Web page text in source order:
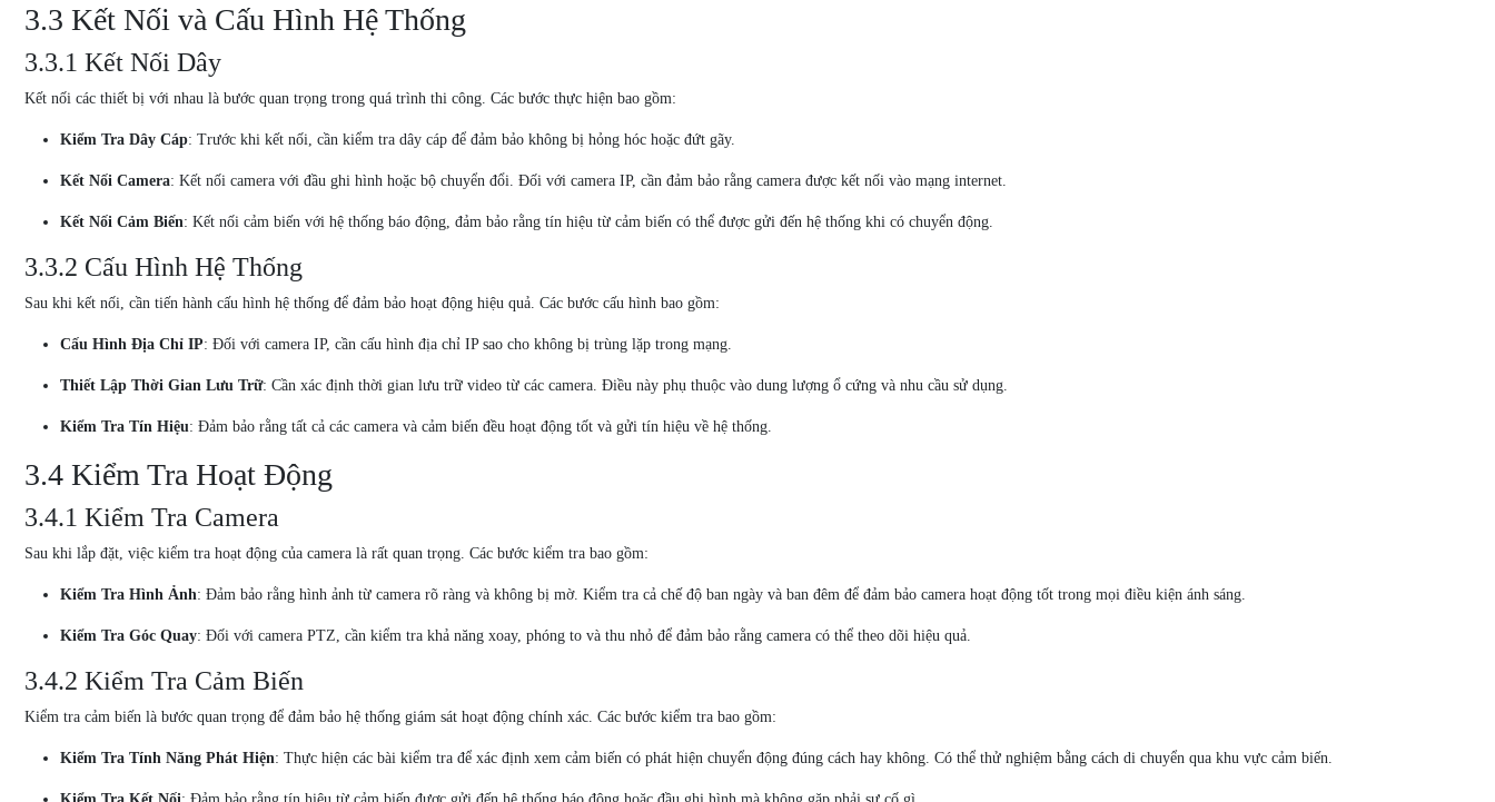
3.3 Kết Nối và Cấu Hình Hệ Thống
3.3.1 Kết Nối Dây
Kết nối các thiết bị với nhau là bước quan trọng trong quá trình thi công. Các bước thực hiện bao gồm:
Kiểm Tra Dây Cáp: Trước khi kết nối, cần kiểm tra dây cáp để đảm bảo không bị hỏng hóc hoặc đứt gãy.
Kết Nối Camera: Kết nối camera với đầu ghi hình hoặc bộ chuyển đổi. Đối với camera IP, cần đảm bảo rằng camera được kết nối vào mạng internet.
Kết Nối Cảm Biến: Kết nối cảm biến với hệ thống báo động, đảm bảo rằng tín hiệu từ cảm biến có thể được gửi đến hệ thống khi có chuyển động.
3.3.2 Cấu Hình Hệ Thống
Sau khi kết nối, cần tiến hành cấu hình hệ thống để đảm bảo hoạt động hiệu quả. Các bước cấu hình bao gồm:
Cấu Hình Địa Chỉ IP: Đối với camera IP, cần cấu hình địa chỉ IP sao cho không bị trùng lặp trong mạng.
Thiết Lập Thời Gian Lưu Trữ: Cần xác định thời gian lưu trữ video từ các camera. Điều này phụ thuộc vào dung lượng ổ cứng và nhu cầu sử dụng.
Kiểm Tra Tín Hiệu: Đảm bảo rằng tất cả các camera và cảm biến đều hoạt động tốt và gửi tín hiệu về hệ thống.
3.4 Kiểm Tra Hoạt Động
3.4.1 Kiểm Tra Camera
Sau khi lắp đặt, việc kiểm tra hoạt động của camera là rất quan trọng. Các bước kiểm tra bao gồm:
Kiểm Tra Hình Ảnh: Đảm bảo rằng hình ảnh từ camera rõ ràng và không bị mờ. Kiểm tra cả chế độ ban ngày và ban đêm để đảm bảo camera hoạt động tốt trong mọi điều kiện ánh sáng.
Kiểm Tra Góc Quay: Đối với camera PTZ, cần kiểm tra khả năng xoay, phóng to và thu nhỏ để đảm bảo rằng camera có thể theo dõi hiệu quả.
3.4.2 Kiểm Tra Cảm Biến
Kiểm tra cảm biến là bước quan trọng để đảm bảo hệ thống giám sát hoạt động chính xác. Các bước kiểm tra bao gồm:
Kiểm Tra Tính Năng Phát Hiện: Thực hiện các bài kiểm tra để xác định xem cảm biến có phát hiện chuyển động đúng cách hay không. Có thể thử nghiệm bằng cách di chuyển qua khu vực cảm biến.